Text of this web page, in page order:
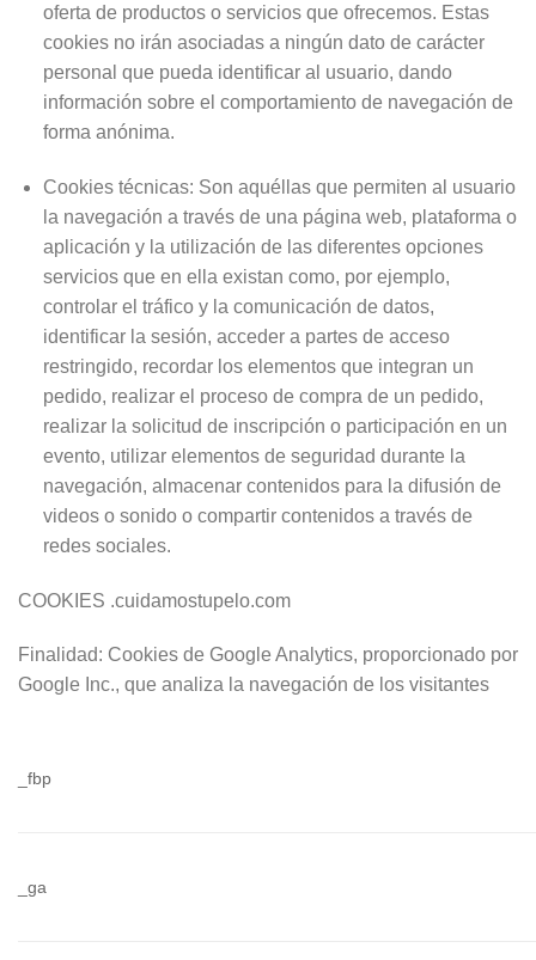
oferta de productos o servicios que ofrecemos. Estas
cookies no irán asociadas a ningún dato de carácter
personal que pueda identificar al usuario, dando
información sobre el comportamiento de navegación de
forma anónima.
Cookies técnicas: Son aquéllas que permiten al usuario
la navegación a través de una página web, plataforma o
aplicación y la utilización de las diferentes opciones
servicios que en ella existan como, por ejemplo,
controlar el tráfico y la comunicación de datos,
identificar la sesión, acceder a partes de acceso
restringido, recordar los elementos que integran un
pedido, realizar el proceso de compra de un pedido,
realizar la solicitud de inscripción o participación en un
evento, utilizar elementos de seguridad durante la
navegación, almacenar contenidos para la difusión de
videos o sonido o compartir contenidos a través de
redes sociales.
COOKIES .cuidamostupelo.com
Finalidad: Cookies de Google Analytics, proporcionado por
Google Inc., que analiza la navegación de los visitantes
_fbp
_ga